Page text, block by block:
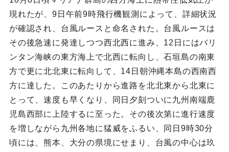
現れたが、9日午前9時飛行機観測によって、詳細状況
が確認され、台風ルースと命名された。台風ルースは
その後急速に発達しつつ西北西に進み、12日にはバリ
ンタン海峡の東方海上で北西に転向し、石垣島の南東
方で更に北北東に転向して、14日朝沖縄本島の西南西
方に達した。このあたりから進路を北北東から北東に
とって、速度も早くなり、同日夕刻ついに九州南端鹿
児島西部に上陸するに至った。その後次第に進行速度
を増しながら九州各地に猛威をふるい、同日9時30分
頃には、熊本、大分の県境にせまり、台風の中心は玖